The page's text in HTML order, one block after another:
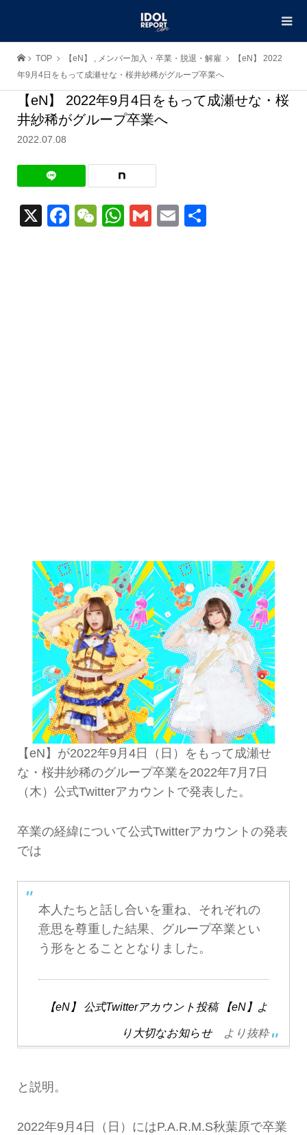
TOP 【eN】 , メンバー加入・卒業・脱退・解雇
【eN】 2022
年9月4日をもって成瀬せな・桜井紗稀がグループ卒業へ
【eN】 2022年9月4日をもって成瀬せな・桜
井紗稀がグループ卒業へ
2022.07.08
X Facebook
WeChat
WhatsApp
GmailEmail
【eN】が2022年9月4日（日）をもって成瀬せ
な・桜井紗稀のグループ卒業を2022年7月7日
（木）公式Twitterアカウントで発表した。
卒業の経緯について公式Twitterアカウントの発表
では
本人たちと話し合いを重ね、それぞれの
意思を尊重した結果、グループ卒業とい
う形をとることとなりました。
【eN】 公式Twitterアカウント投稿 【eN】よ
り大切なお知らせより抜粋
と説明。
2022年9月4日（日）にはP.A.R.M.S秋葉原で卒業